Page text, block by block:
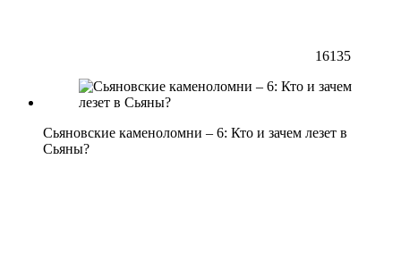
16135
Сьяновские каменоломни – 6: Кто и зачем лезет в
Сьяны?